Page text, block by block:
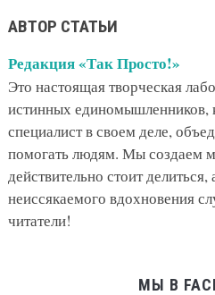
АВТОР СТАТЬИ
Редакция «Так Просто!»
Это настоящая творческая
истинных единомышленников,
специалист в своем деле,
помогать людям. Мы создаем
действительно стоит
неиссякаемого вдохновения
читатели!
МЫ В